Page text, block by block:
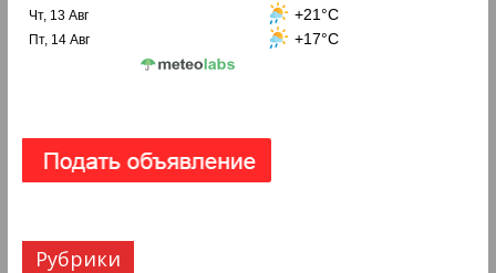
Чт, 13 Авг +21°C
Пт, 14 Авг +17°C
Рубрики